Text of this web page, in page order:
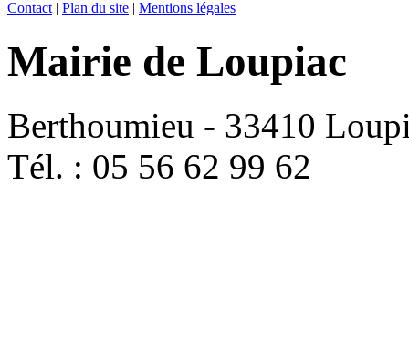
Contact | Plan du site | Mentions légales
Mairie de Loupiac
Berthoumieu - 33410
Tél. : 05 56 62 99 62